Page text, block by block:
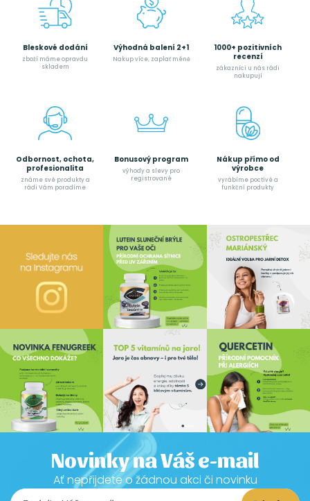
Bleskové dodání
zboží máme opravdu
skladem
Výhodná balení 2+1
Nakup více, zaplať méně
1000+ pozitivních
recenzí
zákazníci u nás rádi
nakupují
Odbornost, ochota,
profesionalita
známe své produkty a
rádi Vám poradíme
Bonusový program
výhody a slevy pro
registrované
Nákup přímo od
výrobce
vyrábíme poctívé a
funkční produkty
Novinky na Váš e-mail
Ať nepřijdete o žádnou akci či novinku